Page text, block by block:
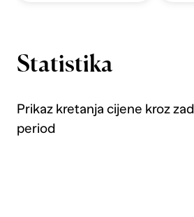
Statistika
Prikaz kretanja cijene kroz
period